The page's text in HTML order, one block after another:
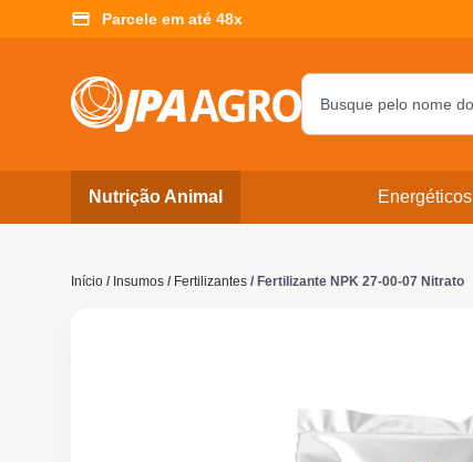
Parcele em até 48x
Nutrição Animal Energéticos
Início / Insumos / Fertilizantes / Fertilizante NPK 27-00-07 Nitrato